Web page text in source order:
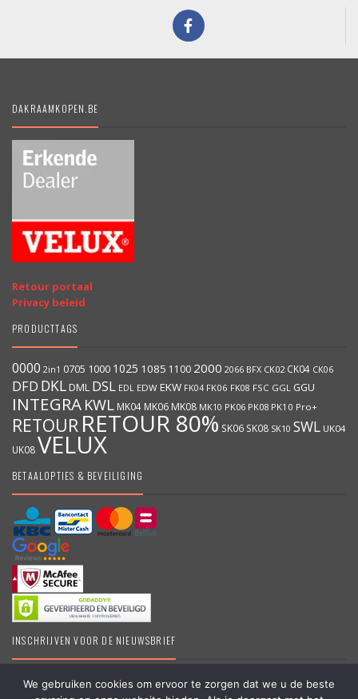
DAKRAAMKOPEN.BE
Retour portaal
Privacy beleid
PRODUCTTAGS
0000 2in1 0705 1000 1025 1085 1100 2000 2066 BFX CK02 CK04 CK06
DFD DKL DML DSL EDL EDW EKW FK04 FK06 FK08 FSC GGL GGU
INTEGRA KWL MK04 MK06 MK08 MK10 PK06 PK08 PK10 Pro+
RETOUR RETOUR 80% SK06 SK08 SK10 SWL UK04
UK08VELUX
BETAALOPTIES & BEVEILIGING
INSCHRIJVEN VOOR DE NIEUWSBRIEF
We gebruiken cookies om ervoor te zorgen dat we u de beste